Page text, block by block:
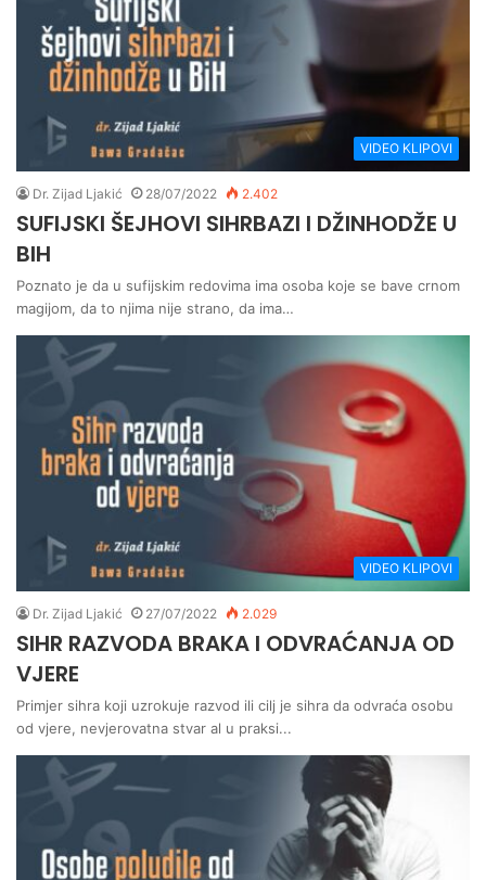
VIDEO KLIPOVI
Dr. Zijad Ljakić 28/07/2022 2.402
SUFIJSKI ŠEJHOVI SIHRBAZI I DŽINHODŽE U
BIH
Poznato je da u sufijskim redovima ima osoba koje se bave crnom
magijom, da to njima nije strano, da ima…
VIDEO KLIPOVI
Dr. Zijad Ljakić 27/07/2022 2.029
SIHR RAZVODA BRAKA I ODVRAĆANJA OD
VJERE
Primjer sihra koji uzrokuje razvod ili cilj je sihra da odvraća osobu
od vjere, nevjerovatna stvar al u praksi...